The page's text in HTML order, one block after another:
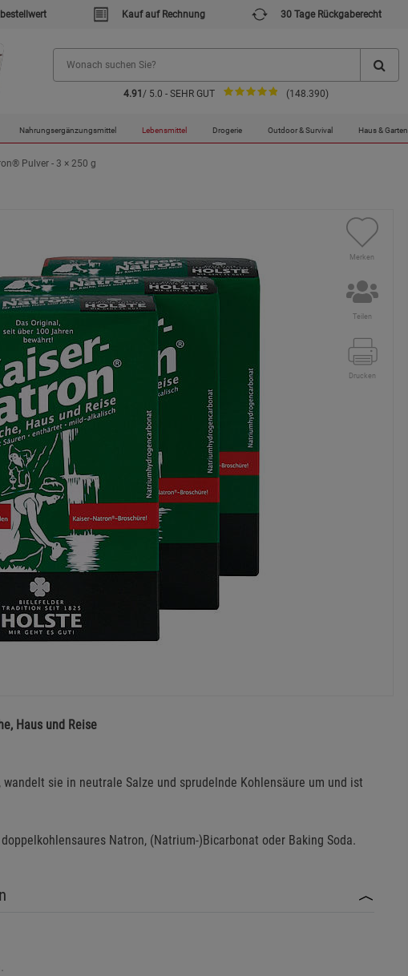
Kauf auf Rechnung 30 Tage Rückgaberecht
4.91 / 5.0 - SEHR GUT (148.390)
Nahrungsergänzungsmittel Lebensmittel Drogerie Outdoor & Survival Haus & Garten
Pulver - 3 × 250 g
Merken
Teilen
Drucken
Haus und Reise
sie in neutrale Salze und sprudelnde Kohlensäure um und ist
Natron, (Natrium-)Bicarbonat oder Baking Soda.